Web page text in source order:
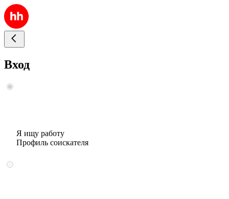
Вход
Я ищу работу
Профиль соискателя